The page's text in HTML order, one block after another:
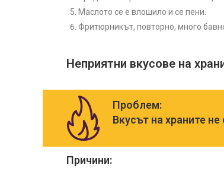
Маслото се е влошило и се пени.
Фритюрникът, повторно, много
Неприятни вкусове на
Проблем:
Вкусът на храните
Причини: